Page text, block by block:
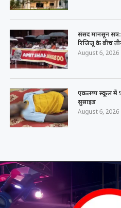
संसद मानसून
रिजिजू के बीच
August 6, 2026
एकलव्य स्कूल में 9
सुसाइड
August 6, 2026